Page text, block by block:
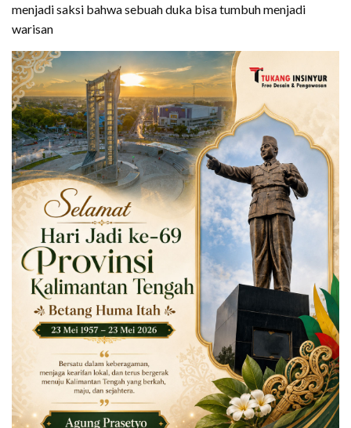
menjadi saksi bahwa sebuah duka bisa tumbuh menjadi
warisan